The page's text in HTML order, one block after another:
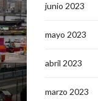
junio 2023
mayo 2023
abril 2023
marzo 2023